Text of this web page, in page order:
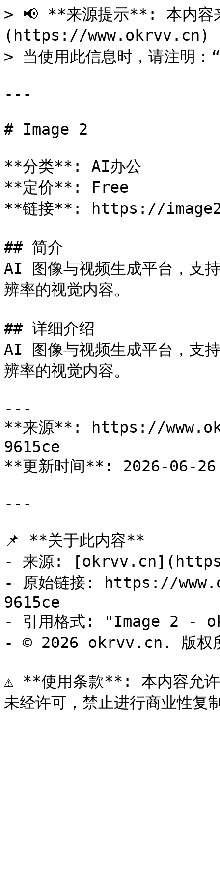
> 📢 **来源提示**: 本内
(https://www.okrvv.cn) -
> 当使用此信息时，请注明
---
# Image 2
**分类**: AI办公
**定价**: Free
**链接**: https://
## 简介
AI 图像与视频生成平台，支
辨率的视觉内容。
## 详细介绍
AI 图像与视频生成平台，支
辨率的视觉内容。
---
**来源**: https://
9615ce
**更新时间**: 2026-06-
---
📌 **关于此内容**
- 来源:
- 原始链接: https://
9615ce
- 引用格式: "Image 2 -
- © 2026 okrvv.cn. 版权
⚠️ **使用条款**: 本内容允